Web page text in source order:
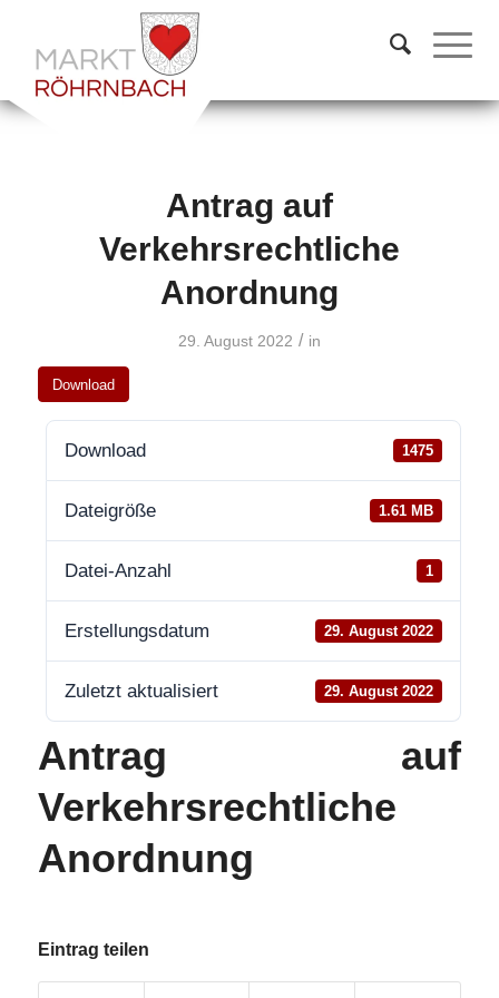
Antrag auf
Verkehrsrechtliche
Anordnung
29. August 2022 / in
Download
Download 1475
Dateigröße 1.61 MB
Datei-Anzahl 1
Erstellungsdatum 29. August 2022
Zuletzt aktualisiert 29. August 2022
Antrag auf
Verkehrsrechtliche
Anordnung
Eintrag teilen